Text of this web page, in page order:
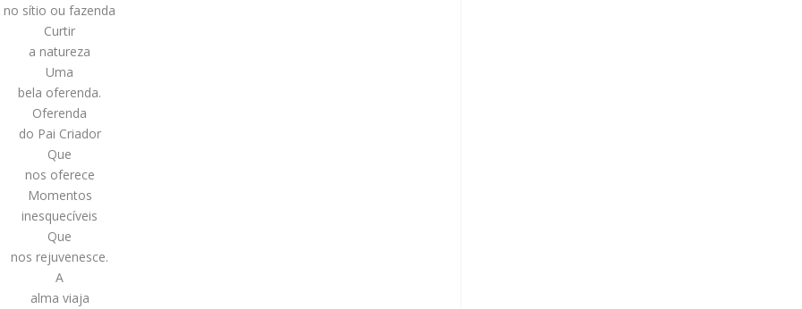
no sítio ou fazenda
Curtir
a natureza
Uma
bela oferenda.
Oferenda
do Pai Criador
Que
nos oferece
Momentos
inesquecíveis
Que
nos rejuvenesce.
A
alma viaja